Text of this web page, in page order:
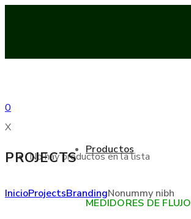
0
X
No hay productos en la lista
Productos
MEDIDORES DE FLUJO
PROJECTS
InicioProjectsBrandingNonummy nibh